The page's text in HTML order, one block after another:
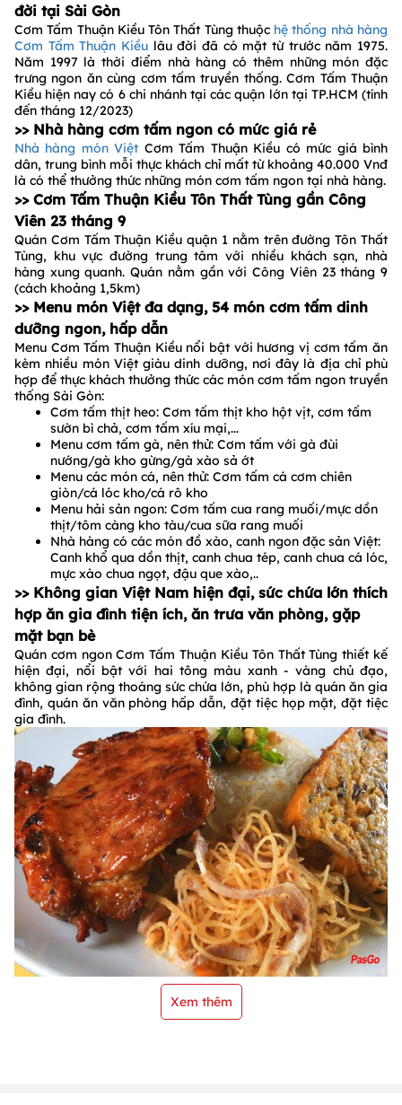
đời tại Sài Gòn
Cơm Tấm Thuận Kiều Tôn Thất Tùng thuộc hệ thống nhà hàng
Cơm Tấm Thuận Kiều lâu đời đã có mặt từ trước năm 1975.
Năm 1997 là thời điểm nhà hàng có thêm những món đặc
trưng ngon ăn cùng cơm tấm truyền thống. Cơm Tấm Thuận
Kiều hiện nay có 6 chi nhánh tại các quận lớn tại TP.HCM (tính
đến tháng 12/2023)
>> Nhà hàng cơm tấm ngon có mức giá rẻ
Nhà hàng món Việt Cơm Tấm Thuận Kiều có mức giá bình
dân, trung bình mỗi thực khách chỉ mất từ khoảng 40.000 Vnđ
là có thể thưởng thức những món cơm tấm ngon tại nhà hàng.
>> Cơm Tấm Thuận Kiều Tôn Thất Tùng gần Công
Viên 23 tháng 9
Quán Cơm Tấm Thuận Kiều quận 1 nằm trên đường Tôn Thất
Tùng, khu vực đường trung tâm với nhiều khách sạn, nhà
hàng xung quanh. Quán nằm gần với Công Viên 23 tháng 9
(cách khoảng 1,5km)
>> Menu món Việt đa dạng, 54 món cơm tấm dinh
dưỡng ngon, hấp dẫn
Menu Cơm Tấm Thuận Kiều nổi bật với hương vị cơm tấm ăn
kèm nhiều món Việt giàu dinh dưỡng, nơi đây là địa chỉ phù
hợp để thực khách thưởng thức các món cơm tấm ngon truyền
thống Sài Gòn:
Cơm tấm thịt heo: Cơm tấm thịt kho hột vịt, cơm tấm
sườn bì chả, cơm tấm xíu mại,...
Menu cơm tấm gà, nên thử: Cơm tấm với gà đùi
nướng/gà kho gừng/gà xào sả ớt
Menu các món cá, nên thử: Cơm tấm cá cơm chiên
giòn/cá lóc kho/cá rô kho
Menu hải sản ngon: Cơm tấm cua rang muối/mực dồn
thịt/tôm càng kho tàu/cua sữa rang muối
Nhà hàng có các món đồ xào, canh ngon đặc sản Việt:
Canh khổ qua dồn thịt, canh chua tép, canh chua cá lóc,
mực xào chua ngọt, đậu que xào,..
>> Không gian Việt Nam hiện đại, sức chứa lớn thích
hợp ăn gia đình tiện ích, ăn trưa văn phòng, gặp
mặt bạn bè
Quán cơm ngon Cơm Tấm Thuận Kiều Tôn Thất Tùng thiết kế
hiện đại, nổi bật với hai tông màu xanh - vàng chủ đạo,
không gian rộng thoáng sức chứa lớn, phù hợp là quán ăn gia
đình, quán ăn văn phòng hấp dẫn, đặt tiệc họp mặt, đặt tiệc
gia đình.
Xem thêm